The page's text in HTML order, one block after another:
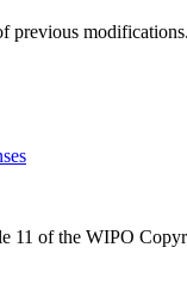
11 of the WIPO